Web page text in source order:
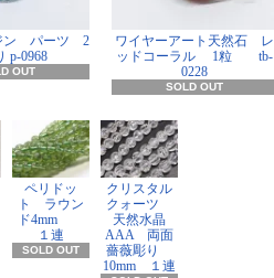
ン パーツ 2
p-0968
OUT
ワイヤーアート天然石 レ
ッドコーラル 1粒 tb-
0228
SOLD OUT
ペリドッ
ト ラウン
ド4mm
１連
SOLD OUT
クリスタル
クォーツ
天然水晶
AAA 両面
薔薇彫り
10mm １連